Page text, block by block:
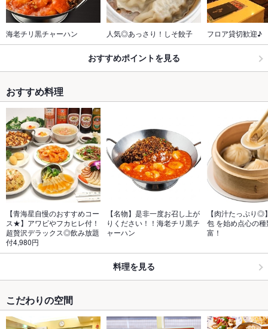
海老チリ黒チャーハン 人気◎あっさり！しそ餃子 フロア貸切歓迎♪
おすすめポイントを見る
おすすめ料理
【青海星自慢のおすすめコー
ス★】アワビやフカヒレ付！
超贅沢デラックス◎飲み放題
付4,980円
【名物】是非一度お召し上が
りください！！海老チリ黒チ
ャーハン
【肉汁たっぷり◎
包 を始め点心の
富！
料理を見る
こだわりの空間